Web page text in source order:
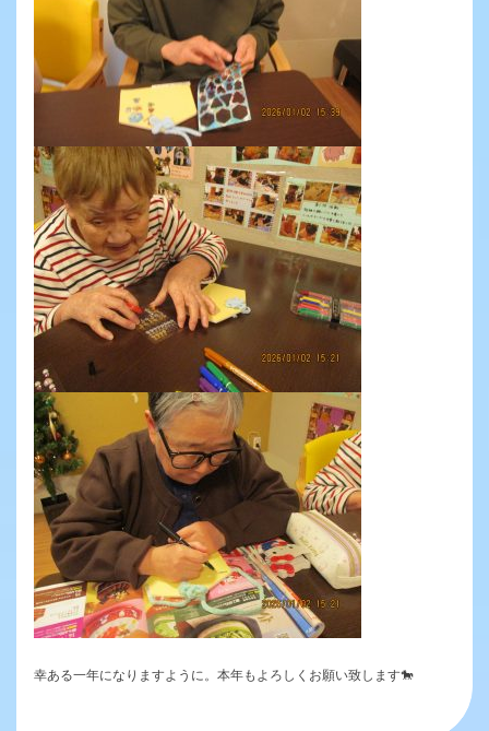
幸ある一年になりますように。本年もよろしくお願い致します🐎